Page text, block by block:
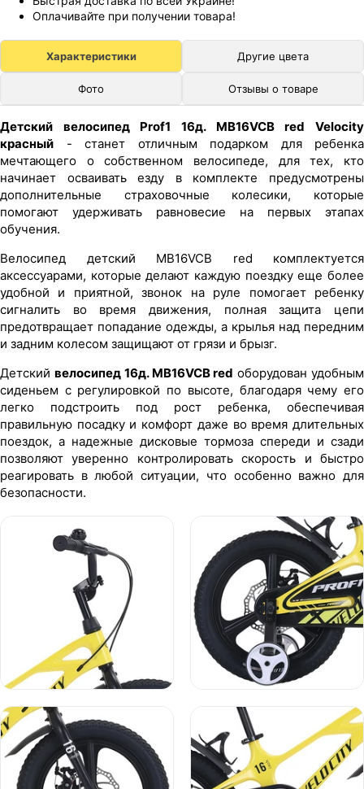
Оплачивайте при получении товара!
Характеристики Другие цвета
Фото Отзывы о товаре
Детский велосипед Prof1 16д. MB16VCB red Velocity
красный - станет отличным подарком для ребенка
мечтающего о собственном велосипеде, для тех, кто
начинает осваивать езду в комплекте предусмотрены
дополнительные страховочные колесики, которые
помогают удерживать равновесие на первых этапах
обучения.
Велосипед детский MB16VCB red комплектуется
аксессуарами, которые делают каждую поездку еще более
удобной и приятной, звонок на руле помогает ребенку
сигналить во время движения, полная защита цепи
предотвращает попадание одежды, а крылья над передним
и задним колесом защищают от грязи и брызг.
Детский велосипед 16д. MB16VCB red оборудован удобным
сиденьем с регулировкой по высоте, благодаря чему его
легко подстроить под рост ребенка, обеспечивая
правильную посадку и комфорт даже во время длительных
поездок, а надежные дисковые тормоза спереди и сзади
позволяют уверенно контролировать скорость и быстро
реагировать в любой ситуации, что особенно важно для
безопасности.